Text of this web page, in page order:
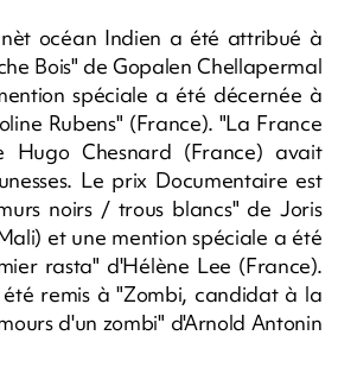
océan Indien a été attribué à
Bois" de Gopalen Chellapermal
spéciale a été décernée à
Rubens" (France). "La France
Chesnard (France) avait
Le prix Documentaire est
noirs / trous blancs" de Joris
et une mention spéciale a été
rasta" d'Hélène Lee (France).
remis à "Zombi, candidat à la
d'un zombi" d'Arnold Antonin